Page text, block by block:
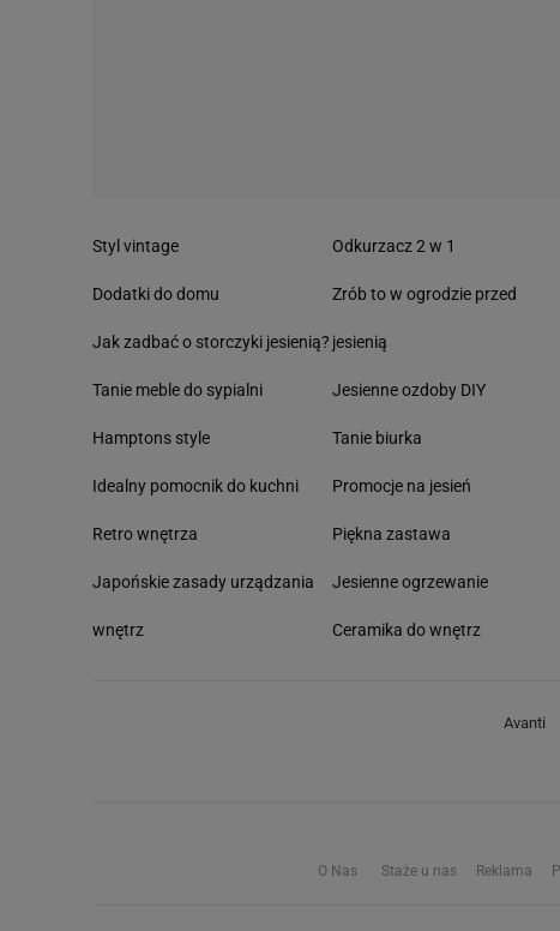
Styl vintage
Dodatki do domu
Jak zadbać o storczyki jesienią?
Tanie meble do sypialni
Hamptons style
Idealny pomocnik do kuchni
Retro wnętrza
Japońskie zasady urządzania
wnętrz
Odkurzacz 2 w 1
Zrób to w ogrodzie przed
jesienią
Jesienne ozdoby DIY
Tanie biurka
Promocje na jesień
Piękna zastawa
Jesienne ogrzewanie
Ceramika do wnętrz
Avanti
O Nas Staże u nas Reklama